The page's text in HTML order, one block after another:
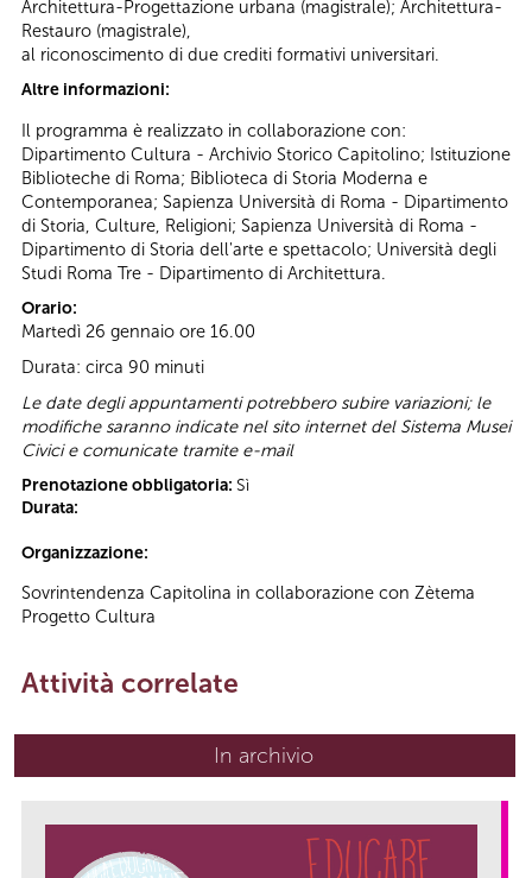
Architettura-Progettazione urbana (magistrale); Architettura-
Restauro (magistrale),
al riconoscimento di due crediti formativi universitari.
Altre informazioni:
Il programma è realizzato in collaborazione con:
Dipartimento Cultura - Archivio Storico Capitolino; Istituzione
Biblioteche di Roma; Biblioteca di Storia Moderna e
Contemporanea; Sapienza Università di Roma - Dipartimento
di Storia, Culture, Religioni; Sapienza Università di Roma -
Dipartimento di Storia dell'arte e spettacolo; Università degli
Studi Roma Tre - Dipartimento di Architettura.
Orario:
Martedì 26 gennaio ore 16.00
Durata: circa 90 minuti
Le date degli appuntamenti potrebbero subire variazioni; le
modifiche saranno indicate nel sito internet del Sistema Musei
Civici e comunicate tramite e-mail
Prenotazione obbligatoria: Sì
Durata:
Organizzazione:
Sovrintendenza Capitolina in collaborazione con Zètema
Progetto Cultura
Attività correlate
In archivio